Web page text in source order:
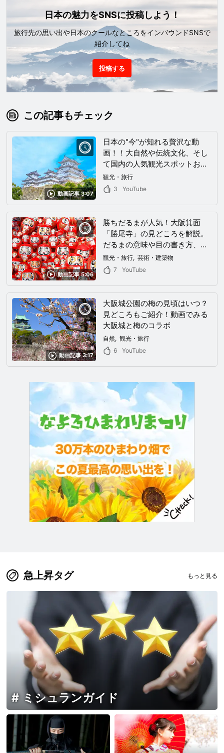
日本の魅力をSNSに投稿しよう！
旅行先の思い出や日本のクールなところをインバウンドSNSで
紹介してね
投稿する
この記事もチェック
動画記事 3:07
日本の"今"が知れる贅沢な動
画！！大自然や伝統文化、そし
て国内の人気観光スポットおす
すめ情報が凝縮された珠玉の一
本
観光・旅行
3
YouTube
動画記事 5:06
勝ちだるまが人気！大阪箕面
「勝尾寺」の見どころを解説。
だるまの意味や目の書き方、美
しい境内ライトアップの時期も
紹介します。
観光・旅行
芸術・建築物
7
YouTube
動画記事 3:17
大阪城公園の梅の見頃はいつ？
見どころもご紹介！動画でみる
大阪城と梅のコラボ
自然
観光・旅行
6
YouTube
急上昇タグ もっと見る
ミシュランガイド